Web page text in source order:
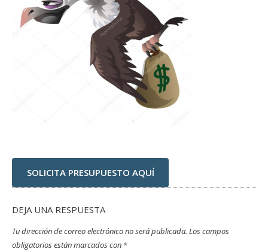
SOLICITA PRESUPUESTO AQUÍ
DEJA UNA RESPUESTA
Tu dirección de correo electrónico no será publicada. Los campos
obligatorios están marcados con *